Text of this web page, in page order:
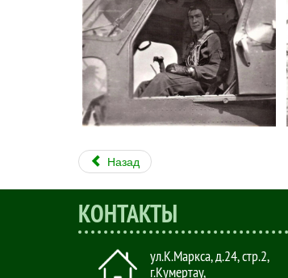
Назад
КОНТАКТЫ
ул.К.Маркса, д.24, стр.2,
г.Кумертау,